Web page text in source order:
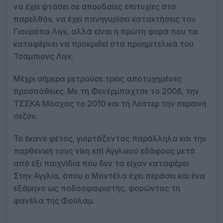
να έχει φτάσει σε σπουδαίες επιτυχίες στο
παρελθόν, να έχει πανηγυρίσει κατακτήσεις του
Γιουρόπα Λιγκ, αλλά είναι η πρώτη φορά που τα
καταφέρνει να προκριθεί στα προημιτελικά του
Τσάμπιονς Λιγκ.
Μέχρι σήμερα μετρούσε τρεις αποτυχημένες
προσπάθειες. Με τη Φενέρμπαχτσε το 2008, την
ΤΣΣΚΑ Μόσχας το 2010 και τη Λέστερ την περσινή
σεζόν.
Το έκανε φέτος, γιορτάζοντας παράλληλα και την
παρθενική τους νίκη επί Αγγλικού εδάφους μετά
από έξι παιχνίδια που δεν τα είχαν καταφέρει.
Στην Αγγλία, όπου ο Μοντέλα έχει περάσει και ένα
εξάμηνο ως ποδοσφαιριστής, φορώντας τη
φανέλα της Φούλαμ.